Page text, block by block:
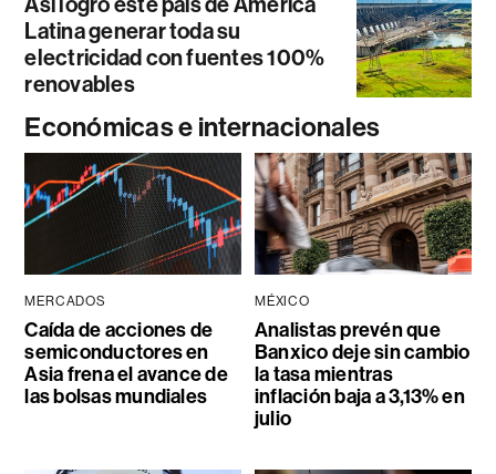
Latina generar toda su
electricidad con fuentes 100%
renovables
Económicas e internacionales
MERCADOS
Caída de acciones de
semiconductores en
Asia frena el avance de
las bolsas mundiales
MÉXICO
Analistas prevén que
Banxico deje sin cambio
la tasa mientras
inflación baja a 3,13% en
julio